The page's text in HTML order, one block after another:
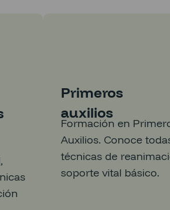
Primeros
auxilios
Formación en
Auxilios. Conoce
técnicas de
soporte vital básico.